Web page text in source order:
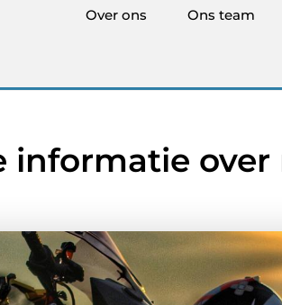
Over ons Ons team
informatie